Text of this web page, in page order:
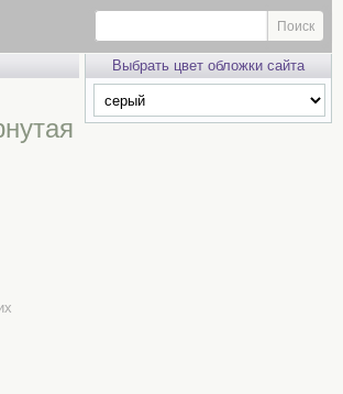
Выбрать цвет обложки сайта